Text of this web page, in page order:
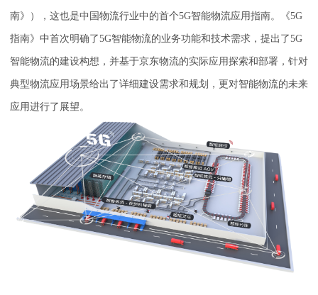
南》），这也是中国物流行业中的首个5G智能物流应用指南。《5G
指南》中首次明确了5G智能物流的业务功能和技术需求，提出了5G
智能物流的建设构想，并基于京东物流的实际应用探索和部署，针对
典型物流应用场景给出了详细建设需求和规划，更对智能物流的未来
应用进行了展望。